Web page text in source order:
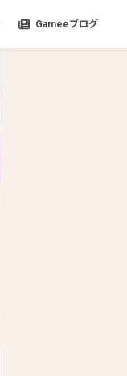
Gameeブログ